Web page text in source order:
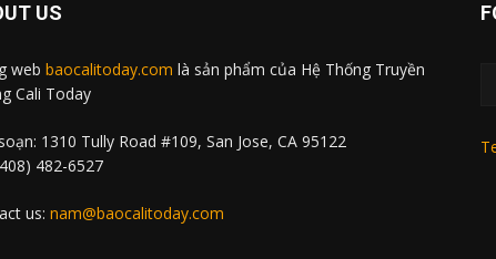
US
web baocalitoday.com là sản phẩm của Hệ Thống Truyền
Cali Today
1310 Tully Road #109, San Jose, CA 95122
482-6527
us: nam@baocalitoday.com